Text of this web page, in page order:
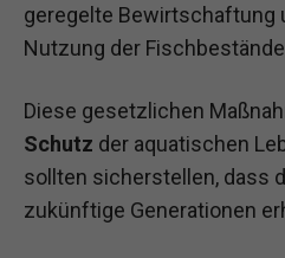
geregelte Bewirtschaftung
Nutzung der
Diese gesetzlichen
Schutz der aquatischen
sollten sicherstellen, dass
zukünftige Generationen